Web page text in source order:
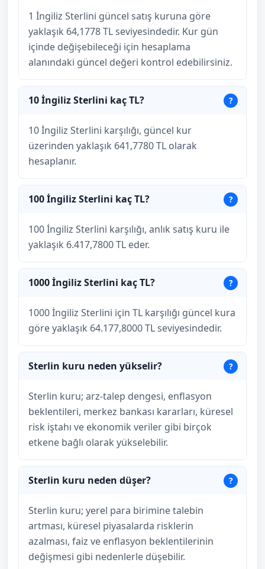
1 İngiliz Sterlini güncel satış kuruna göre
yaklaşık 64,1778 TL seviyesindedir. Kur gün
içinde değişebileceği için hesaplama
alanındaki güncel değeri kontrol edebilirsiniz.
10 İngiliz Sterlini kaç TL?
10 İngiliz Sterlini karşılığı, güncel kur
üzerinden yaklaşık 641,7780 TL olarak
hesaplanır.
100 İngiliz Sterlini kaç TL?
100 İngiliz Sterlini karşılığı, anlık satış kuru ile
yaklaşık 6.417,7800 TL eder.
1000 İngiliz Sterlini kaç TL?
1000 İngiliz Sterlini için TL karşılığı güncel kura
göre yaklaşık 64.177,8000 TL seviyesindedir.
Sterlin kuru neden yükselir?
Sterlin kuru; arz-talep dengesi, enflasyon
beklentileri, merkez bankası kararları, küresel
risk iştahı ve ekonomik veriler gibi birçok
etkene bağlı olarak yükselebilir.
Sterlin kuru neden düşer?
Sterlin kuru; yerel para birimine talebin
artması, küresel piyasalarda risklerin
azalması, faiz ve enflasyon beklentilerinin
değişmesi gibi nedenlerle düşebilir.